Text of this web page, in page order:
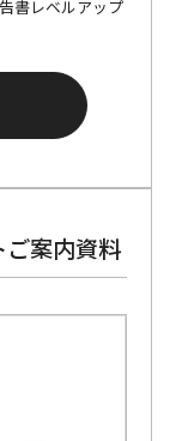
書レベルアップ
案内資料